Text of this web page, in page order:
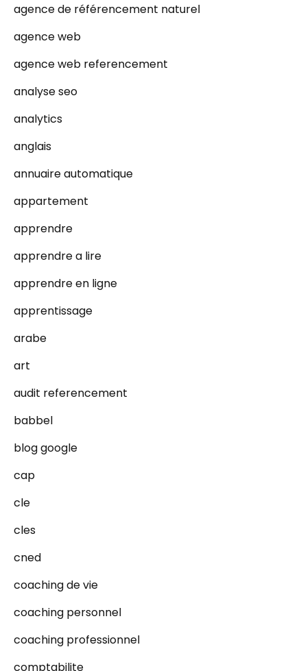
agence de référencement naturel
agence web
agence web referencement
analyse seo
analytics
anglais
annuaire automatique
appartement
apprendre
apprendre a lire
apprendre en ligne
apprentissage
arabe
art
audit referencement
babbel
blog google
cap
cle
cles
cned
coaching de vie
coaching personnel
coaching professionnel
comptabilite